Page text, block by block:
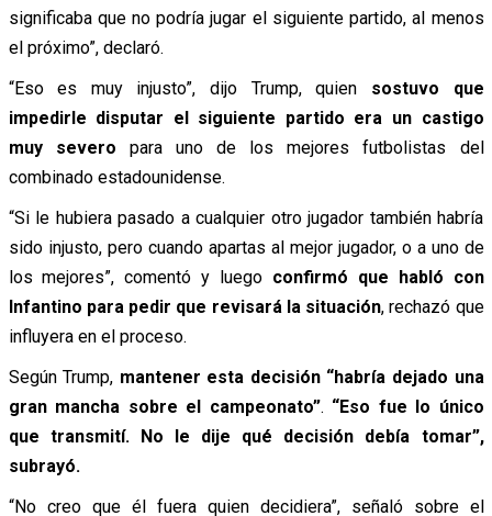
significaba que no podría jugar el siguiente partido, al menos
el próximo”, declaró.
“Eso es muy injusto”, dijo Trump, quien sostuvo que
impedirle disputar el siguiente partido era un castigo
muy severo para uno de los mejores futbolistas del
combinado estadounidense.
“Si le hubiera pasado a cualquier otro jugador también habría
sido injusto, pero cuando apartas al mejor jugador, o a uno de
los mejores”, comentó y luego confirmó que habló con
Infantino para pedir que revisará la situación, rechazó que
influyera en el proceso.
Según Trump, mantener esta decisión “habría dejado una
gran mancha sobre el campeonato”. “Eso fue lo único
que transmití. No le dije qué decisión debía tomar”,
subrayó.
“No creo que él fuera quien decidiera”, señaló sobre el